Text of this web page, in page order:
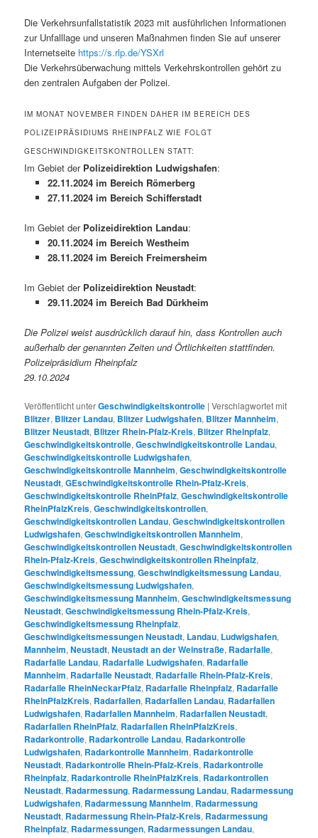
Die Verkehrsunfallstatistik 2023 mit ausführlichen Informationen
zur Unfalllage und unseren Maßnahmen finden Sie auf unserer
Internetseite https://s.rlp.de/YSXrl
Die Verkehrsüberwachung mittels Verkehrskontrollen gehört zu
den zentralen Aufgaben der Polizei.
IM MONAT NOVEMBER FINDEN DAHER IM BEREICH DES
POLIZEIPRÄSIDIUMS RHEINPFALZ WIE FOLGT
GESCHWINDIGKEITSKONTROLLEN STATT:
Im Gebiet der Polizeidirektion Ludwigshafen:
22.11.2024 im Bereich Römerberg
27.11.2024 im Bereich Schifferstadt
Im Gebiet der Polizeidirektion Landau:
20.11.2024 im Bereich Westheim
28.11.2024 im Bereich Freimersheim
Im Gebiet der Polizeidirektion Neustadt:
29.11.2024 im Bereich Bad Dürkheim
Die Polizei weist ausdrücklich darauf hin, dass Kontrollen auch
außerhalb der genannten Zeiten und Örtlichkeiten stattfinden.
Polizeipräsidium Rheinpfalz
29.10.2024
Veröffentlicht unterGeschwindigkeitskontrolle |Verschlagwortet mit
Blitzer, Blitzer Landau, Blitzer Ludwigshafen, Blitzer Mannheim,
Blitzer Neustadt, Blitzer Rhein-Pfalz-Kreis, Blitzer Rheinpfalz,
Geschwindigkeitskontrolle,Geschwindigkeitskontrolle Landau,
Geschwindigkeitskontrolle Ludwigshafen,
Geschwindigkeitskontrolle Mannheim,Geschwindigkeitskontrolle
Neustadt,GEschwindigkeitskontrolle Rhein-Pfalz-Kreis,
Geschwindigkeitskontrolle RheinPfalz,Geschwindigkeitskontrolle
RheinPfalzKreis,Geschwindigkeitskontrollen,
Geschwindigkeitskontrollen Landau,Geschwindigkeitskontrollen
Ludwigshafen,Geschwindigkeitskontrollen Mannheim,
Geschwindigkeitskontrollen Neustadt,Geschwindigkeitskontrollen
Rhein-Pfalz-Kreis,Geschwindigkeitskontrollen Rheinpfalz,
Geschwindigkeitsmessung,Geschwindigkeitsmessung Landau,
Geschwindigkeitsmessung Ludwigshafen,
Geschwindigkeitsmessung Mannheim,Geschwindigkeitsmessung
Neustadt,Geschwindigkeitsmessung Rhein-Pfalz-Kreis,
Geschwindigkeitsmessung Rheinpfalz,
Geschwindigkeitsmessungen Neustadt, Landau, Ludwigshafen,
Mannheim,Neustadt,Neustadt an der Weinstraße, Radarfalle,
Radarfalle Landau, Radarfalle Ludwigshafen, Radarfalle
Mannheim, Radarfalle Neustadt, Radarfalle Rhein-Pfalz-Kreis,
Radarfalle RheinNeckarPfalz, Radarfalle Rheinpfalz, Radarfalle
RheinPfalzKreis, Radarfallen, Radarfallen Landau, Radarfallen
Ludwigshafen, Radarfallen Mannheim, Radarfallen Neustadt,
Radarfallen RheinPfalz, Radarfallen RheinPfalzKreis,
Radarkontrolle, Radarkontrolle Landau, Radarkontrolle
Ludwigshafen, Radarkontrolle Mannheim, Radarkontrolle
Neustadt, Radarkontrolle Rhein-Pfalz-Kreis, Radarkontrolle
Rheinpfalz, Radarkontrolle RheinPfalzKreis, Radarkontrollen
Neustadt, Radarmessung, Radarmessung Landau, Radarmessung
Ludwigshafen, Radarmessung Mannheim, Radarmessung
Neustadt, Radarmessung Rhein-Pfalz-Kreis, Radarmessung
Rheinpfalz, Radarmessungen, Radarmessungen Landau,